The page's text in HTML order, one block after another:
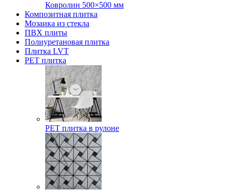
Ковролин 500×500 мм
Композитная плитка
Мозаика из стекла
ПВХ плиты
Полиуретановая плитка
Плитка LVT
РЕТ плитка
РЕТ плитка в рулоне